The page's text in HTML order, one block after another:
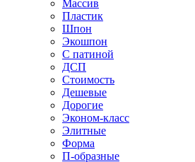
Массив
Пластик
Шпон
Экошпон
С патиной
ДСП
Стоимость
Дешевые
Дорогие
Эконом-класс
Элитные
Форма
П-образные